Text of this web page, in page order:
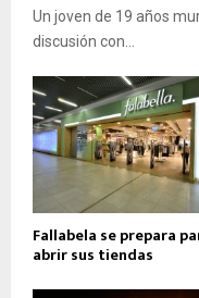
Un joven de 19 años
discusión con...
Fallabela se prepara
abrir sus tiendas